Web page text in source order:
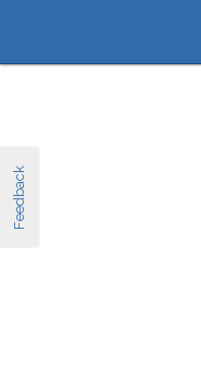
Feedback